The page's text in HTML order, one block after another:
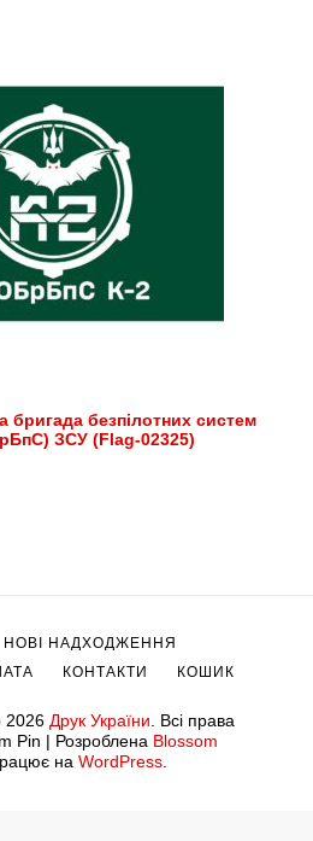
бригада безпілотних систем
ЗСУ (Flag-02325)
2026 Друк України. Всі права
Pin | Розроблена Blossom
на WordPress.
НОВІ НАДХОДЖЕННЯ
КОНТАКТИ КОШИК